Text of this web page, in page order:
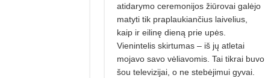
atidarymo ceremonijos žiūrovai galėjo
matyti tik praplaukiančius laivelius,
kaip ir eilinę dieną prie upės.
Vienintelis skirtumas – iš jų atletai
mojavo savo vėlia­vomis. Tai tikrai buvo
šou televizijai, o ne stebėjimui gyvai.